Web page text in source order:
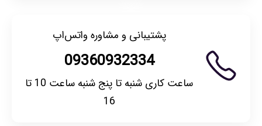
پشتیبانی و مشاوره واتس‌اپ
09360932334
ساعت کاری شنبه تا پنج شنبه ساعت 10 تا
16